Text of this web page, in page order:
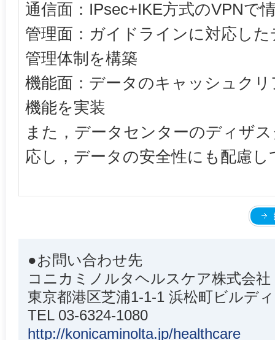
通信面：IPsec+IKE方式のVPNで
管理面：ガイドラインに対応し
管理体制を構築
機能面：データのキャッシュク
機能を実装
また，データセンターのディザ
応し，データの安全性にも配慮
●お問い合わせ先
コニカミノルタヘルスケア株式会社
東京都港区芝浦1-1-1 浜松町ビルデ
TEL 03-6324-1080
http://konicaminolta.jp/healthcare